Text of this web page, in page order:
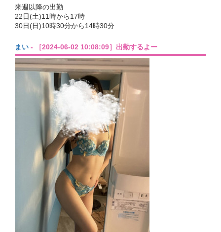
来週以降の出勤
22日(土)11時から17時
30日(日)10時30分から14時30分
まい - ［2024-06-02 10:08:09］出勤するよー